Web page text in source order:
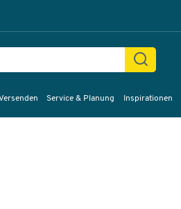
Service & Planung Inspirationen
Bilder Videos